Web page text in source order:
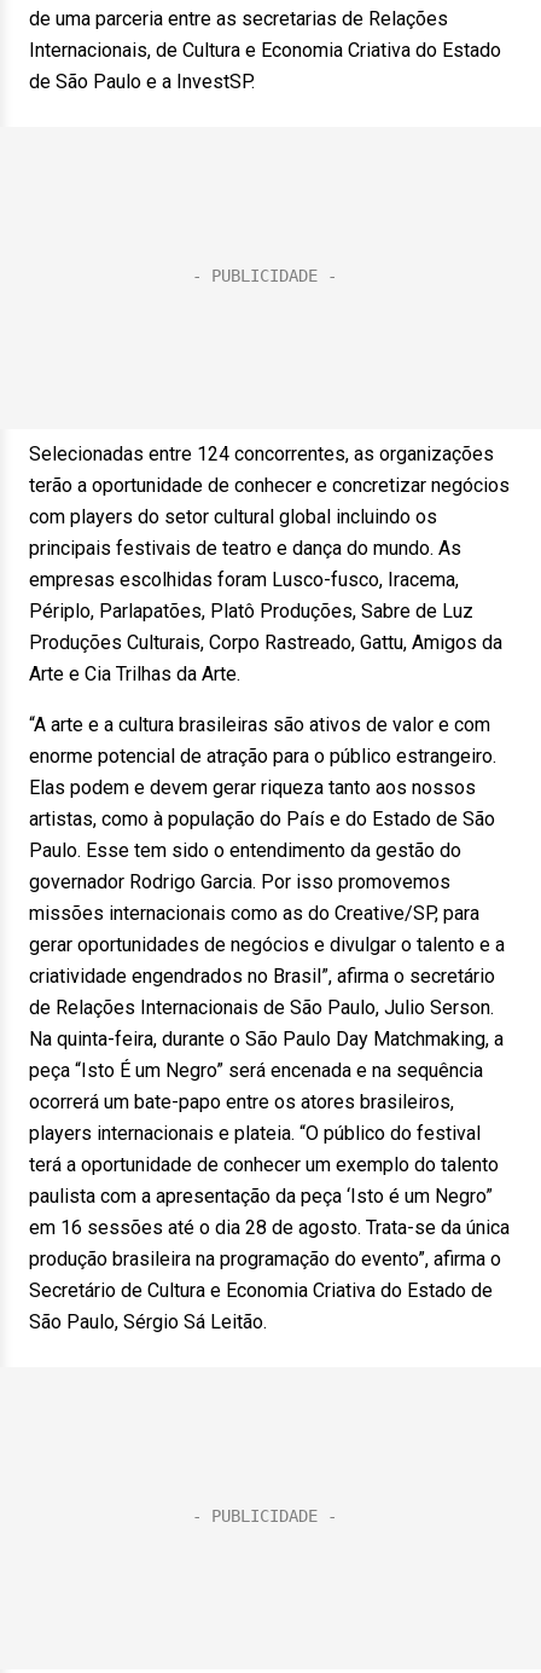
de uma parceria entre as secretarias de Relações
Internacionais, de Cultura e Economia Criativa do Estado
de São Paulo e a InvestSP.
Selecionadas entre 124 concorrentes, as organizações
terão a oportunidade de conhecer e concretizar negócios
com players do setor cultural global incluindo os
principais festivais de teatro e dança do mundo. As
empresas escolhidas foram Lusco-fusco, Iracema,
Périplo, Parlapatões, Platô Produções, Sabre de Luz
Produções Culturais, Corpo Rastreado, Gattu, Amigos da
Arte e Cia Trilhas da Arte.
“A arte e a cultura brasileiras são ativos de valor e com
enorme potencial de atração para o público estrangeiro.
Elas podem e devem gerar riqueza tanto aos nossos
artistas, como à população do País e do Estado de São
Paulo. Esse tem sido o entendimento da gestão do
governador Rodrigo Garcia. Por isso promovemos
missões internacionais como as do Creative/SP, para
gerar oportunidades de negócios e divulgar o talento e a
criatividade engendrados no Brasil”, afirma o secretário
de Relações Internacionais de São Paulo, Julio Serson.
Na quinta-feira, durante o São Paulo Day Matchmaking, a
peça “Isto É um Negro” será encenada e na sequência
ocorrerá um bate-papo entre os atores brasileiros,
players internacionais e plateia. “O público do festival
terá a oportunidade de conhecer um exemplo do talento
paulista com a apresentação da peça ‘Isto é um Negro”
em 16 sessões até o dia 28 de agosto. Trata-se da única
produção brasileira na programação do evento”, afirma o
Secretário de Cultura e Economia Criativa do Estado de
São Paulo, Sérgio Sá Leitão.